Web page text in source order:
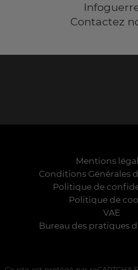
Contactez
Mentions
Conditions Générales
Politique de
Politique de
VAE
Bureau des pratiques